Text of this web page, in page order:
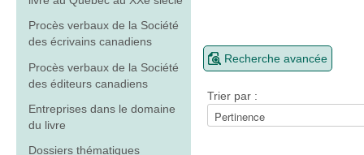
Procès verbaux de la Société
des écrivains canadiens
Procès verbaux de la Société
des éditeurs canadiens
Entreprises dans le domaine
du livre
Dossiers thématiques
Recherche avancée
Trier par :